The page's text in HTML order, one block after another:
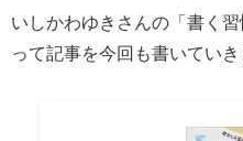
いしかわゆきさんの「書く
って記事を今回も書いていき